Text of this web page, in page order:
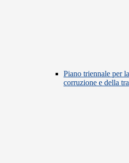
Piano triennale per
corruzione e della